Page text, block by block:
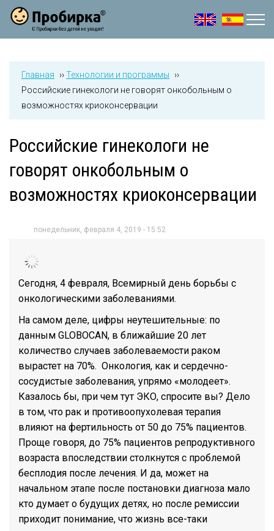
Jump to navigation
Главная ››Технологии и программы
››
Российские гинекологи не говорят онкобольным о
возможностях криоконсервации
Российские гинекологи не
говорят онкобольным о
возможностях криоконсервации
понедельник, февраля 4, 2019 - 15:52
Сегодня, 4 февраля, Всемирный день борьбы с
онкологическими заболеваниями.
На самом деле, цифры неутешительные: по
данным GLOBOCAN, в ближайшие 20 лет
количество случаев заболеваемости раком
вырастет на 70%. Онкология, как и сердечно-
сосудистые заболевания, упрямо «молодеет».
Казалось бы, при чем тут ЭКО, спросите вы? Дело
в том, что рак и противоопухолевая терапия
влияют на фертильность от 50 до 75% пациентов.
Проще говоря, до 75% пациентов репродуктивного
возраста впоследствии столкнутся с проблемой
бесплодия после лечения. И да, может на
начальном этапе после постановки диагноза мало
кто думает о будущих детях, но после ремиссии
приходит понимание, что жизнь все-таки